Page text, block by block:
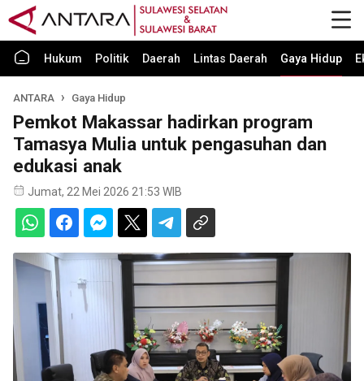
Hukum Politik Daerah Lintas Daerah Gaya Hidup
ANTARA Gaya Hidup
Pemkot Makassar hadirkan program
Tamasya Mulia untuk pengasuhan dan
edukasi anak
Jumat, 22 Mei 2026 21:53 WIB